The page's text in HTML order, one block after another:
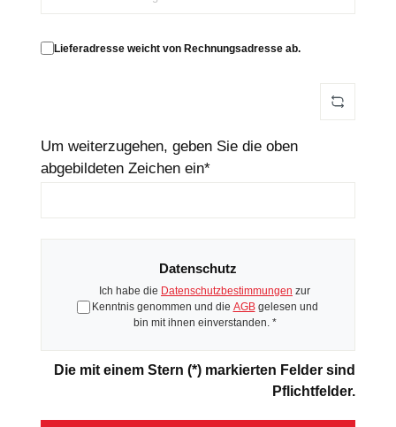
Lieferadresse weicht von Rechnungsadresse ab.
Um weiterzugehen, geben Sie die oben
abgebildeten Zeichen ein*
Datenschutz
Ich habe die Datenschutzbestimmungen zur
Kenntnis genommen und die AGBgelesen und
bin mit ihnen einverstanden. *
Die mit einem Stern (*) markierten Felder sind
Pflichtfelder.